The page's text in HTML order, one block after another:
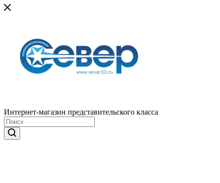
Интернет-магазин представительского класса